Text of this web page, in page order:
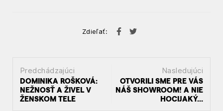
Zdieľať:
N
a
Predchádzajúci
DOMINIKA ROŠKOVÁ:
NEŽNOSŤ A ŽIVEL V
ŽENSKOM TELE
Nasledujúci
OTVORILI SME PRE VÁS
NÁŠ SHOWROOM! A NIE
HOCIJAKÝ...